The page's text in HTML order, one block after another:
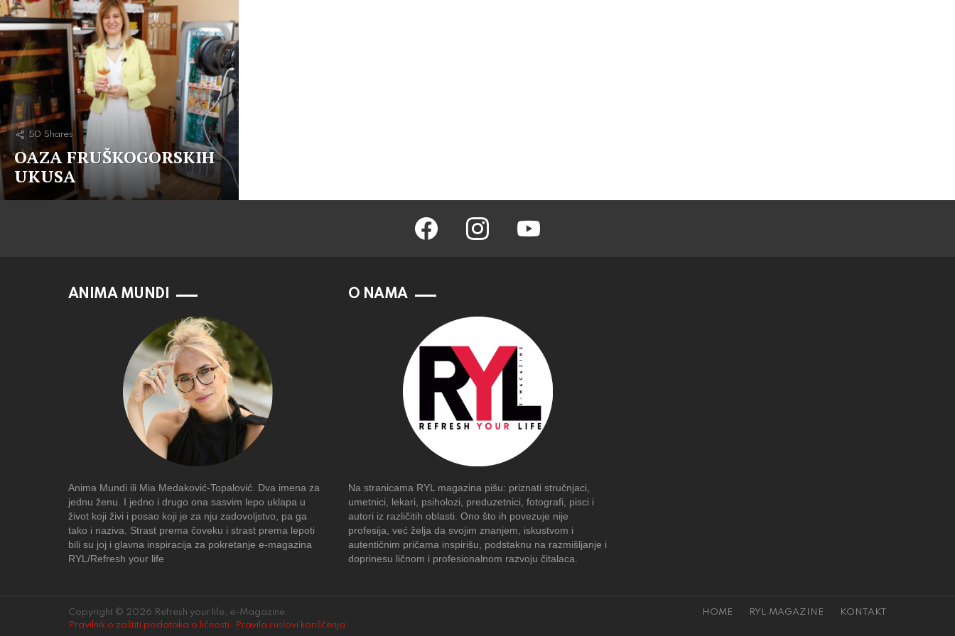
50 Shares
OAZA FRUŠKOGORSKIH
UKUSA
facebook instagram youtube
ANIMA MUNDI
Anima Mundi ili Mia Medaković-Topalović. Dva imena za
jednu ženu. I jedno i drugo ona sasvim lepo uklapa u
život koji živi i posao koji je za nju zadovoljstvo, pa ga
tako i naziva. Strast prema čoveku i strast prema lepoti
bili su joj i glavna inspiracija za pokretanje e-magazina
RYL/Refresh your life
O NAMA
Na stranicama RYL magazina pišu: priznati stručnjaci,
umetnici, lekari, psiholozi, preduzetnici, fotografi, pisci i
autori iz različitih oblasti. Ono što ih povezuje nije
profesija, već želja da svojim znanjem, iskustvom i
autentičnim pričama inspirišu, podstaknu na razmišljanje i
doprinesu ličnom i profesionalnom razvoju čitalaca.
Copyright © 2026 Refresh your life, e-Magazine.
Pravilnik o zaštiti podataka o ličnosti . Pravila i uslovi korišćenja .
HOME RYL MAGAZINE KONTAKT